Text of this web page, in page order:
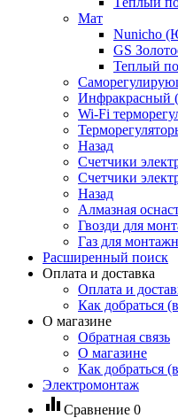
Мат
Nunicho
GS
Теплый
Инфракрасный
Wi-Fi
Назад
Счетчики
Счетчики
Назад
Алмазная
Гвозди для
Газ для
Расширенный поиск
Оплата и доставка
Оплата и
Как добраться
О магазине
Обратная связь
О магазине
Как добраться
Электромонтаж
equalizer Сравнение 0